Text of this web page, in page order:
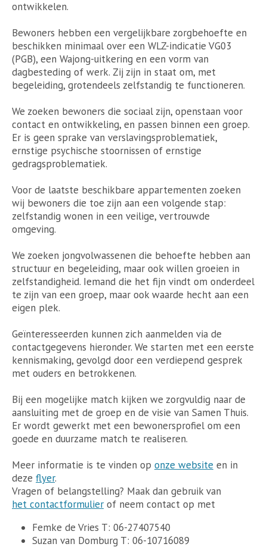
ontwikkelen.
Bewoners hebben een vergelijkbare zorgbehoefte en
beschikken minimaal over een WLZ-indicatie VG03
(PGB), een Wajong-uitkering en een vorm van
dagbesteding of werk. Zij zijn in staat om, met
begeleiding, grotendeels zelfstandig te functioneren.
We zoeken bewoners die sociaal zijn, openstaan voor
contact en ontwikkeling, en passen binnen een groep.
Er is geen sprake van verslavingsproblematiek,
ernstige psychische stoornissen of ernstige
gedragsproblematiek.
Voor de laatste beschikbare appartementen zoeken
wij bewoners die toe zijn aan een volgende stap:
zelfstandig wonen in een veilige, vertrouwde
omgeving.
We zoeken jongvolwassenen die behoefte hebben aan
structuur en begeleiding, maar ook willen groeien in
zelfstandigheid. Iemand die het fijn vindt om onderdeel
te zijn van een groep, maar ook waarde hecht aan een
eigen plek.
Geïnteresseerden kunnen zich aanmelden via de
contactgegevens hieronder. We starten met een eerste
kennismaking, gevolgd door een verdiepend gesprek
met ouders en betrokkenen.
Bij een mogelijke match kijken we zorgvuldig naar de
aansluiting met de groep en de visie van Samen Thuis.
Er wordt gewerkt met een bewonersprofiel om een
goede en duurzame match te realiseren.
Meer informatie is te vinden op onze website en in
deze flyer.
Vragen of belangstelling? Maak dan gebruik van
het contactformulier of neem contact op met
Femke de Vries T: 06-27407540
Suzan van Domburg T: 06-10716089